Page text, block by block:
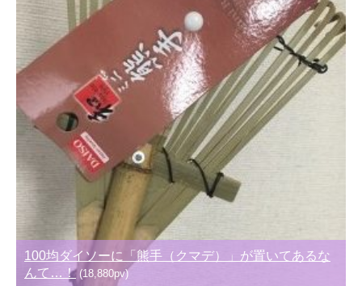
100均ダイソーに「熊手（クマデ）」が置いてあるな
んて…！ (18,880pv)